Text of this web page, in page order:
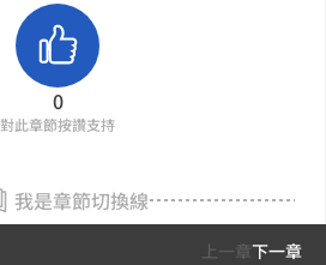
上一章下一章
0
對此章節按讚支持
我是章節切換線